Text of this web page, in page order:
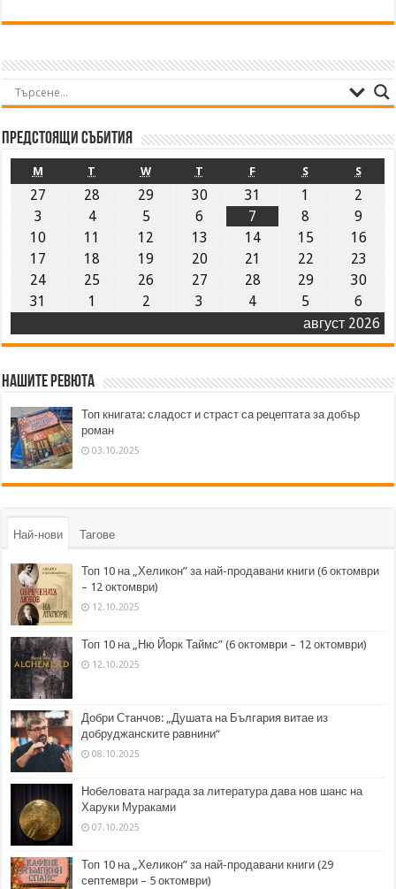
Предстоящи събития
август 2026
M T W T F S S
27 28 29 30 31 1
2
3
4 5 6 7 8
9
10
11 12 13 14 15
16
17
18 19 20 21 22
23
24
25 26 27 28 29
30
31
1 2 3 4 5 6
Нашите ревюта
Топ книгата: сладост и страст са рецептата за добър
роман
03.10.2025
Най-нови Тагове
Топ 10 на „Хеликон” за най-продавани книги (6 октомври
– 12 октомври)
12.10.2025
Топ 10 на „Ню Йорк Таймс” (6 октомври – 12 октомври)
12.10.2025
Добри Станчов: „Душата на България витае из
добруджанските равнини“
08.10.2025
Нобеловата награда за литература дава нов шанс на
Харуки Мураками
07.10.2025
Топ 10 на „Хеликон” за най-продавани книги (29
септември – 5 октомври)